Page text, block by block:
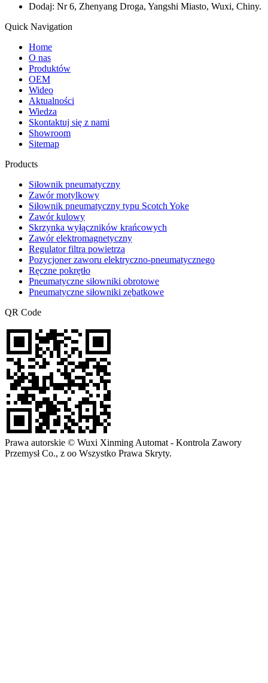
Dodaj: Nr 6, Zhenyang Droga, Yangshi Miasto, Wuxi, Chiny.
Quick Navigation
Home
O nas
Produktów
OEM
Wideo
Aktualności
Wiedza
Skontaktuj się z nami
Showroom
Sitemap
Products
Siłownik pneumatyczny
Zawór motylkowy
Siłownik pneumatyczny typu Scotch Yoke
Zawór kulowy
Skrzynka wyłączników krańcowych
Zawór elektromagnetyczny
Regulator filtra powietrza
Pozycjoner zaworu elektryczno-pneumatycznego
Ręczne pokrętło
Pneumatyczne siłowniki obrotowe
Pneumatyczne siłowniki zębatkowe
QR Code
Prawa autorskie © Wuxi Xinming Automat - Kontrola Zawory
Przemysł Co., z oo Wszystko Prawa Skryty.